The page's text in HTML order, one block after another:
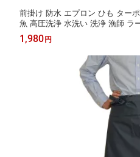
前掛け 防水 エプロン ひも ター
魚 高圧洗浄 水洗い 洗浄 漁師 ラ
グ 野菜 厨房 食器洗浄 給食 食品
丈夫 日本製 マルイワ 丸岩産業 か
1,980 円